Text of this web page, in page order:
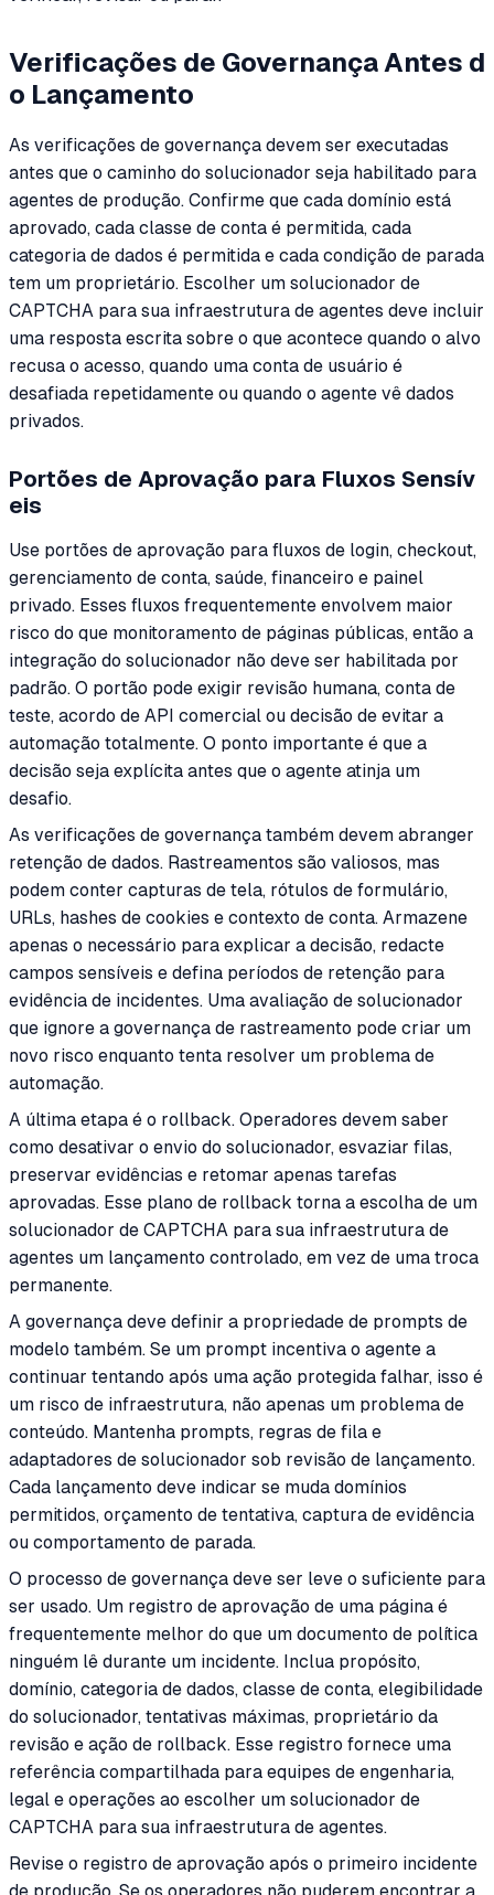
Verificações de Governança Antes d
o Lançamento
As verificações de governança devem ser executadas
antes que o caminho do solucionador seja habilitado para
agentes de produção. Confirme que cada domínio está
aprovado, cada classe de conta é permitida, cada
categoria de dados é permitida e cada condição de parada
tem um proprietário. Escolher um solucionador de
CAPTCHA para sua infraestrutura de agentes deve incluir
uma resposta escrita sobre o que acontece quando o alvo
recusa o acesso, quando uma conta de usuário é
desafiada repetidamente ou quando o agente vê dados
privados.
Portões de Aprovação para Fluxos Sensív
eis
Use portões de aprovação para fluxos de login, checkout,
gerenciamento de conta, saúde, financeiro e painel
privado. Esses fluxos frequentemente envolvem maior
risco do que monitoramento de páginas públicas, então a
integração do solucionador não deve ser habilitada por
padrão. O portão pode exigir revisão humana, conta de
teste, acordo de API comercial ou decisão de evitar a
automação totalmente. O ponto importante é que a
decisão seja explícita antes que o agente atinja um
desafio.
As verificações de governança também devem abranger
retenção de dados. Rastreamentos são valiosos, mas
podem conter capturas de tela, rótulos de formulário,
URLs, hashes de cookies e contexto de conta. Armazene
apenas o necessário para explicar a decisão, redacte
campos sensíveis e defina períodos de retenção para
evidência de incidentes. Uma avaliação de solucionador
que ignore a governança de rastreamento pode criar um
novo risco enquanto tenta resolver um problema de
automação.
A última etapa é o rollback. Operadores devem saber
como desativar o envio do solucionador, esvaziar filas,
preservar evidências e retomar apenas tarefas
aprovadas. Esse plano de rollback torna a escolha de um
solucionador de CAPTCHA para sua infraestrutura de
agentes um lançamento controlado, em vez de uma troca
permanente.
A governança deve definir a propriedade de prompts de
modelo também. Se um prompt incentiva o agente a
continuar tentando após uma ação protegida falhar, isso é
um risco de infraestrutura, não apenas um problema de
conteúdo. Mantenha prompts, regras de fila e
adaptadores de solucionador sob revisão de lançamento.
Cada lançamento deve indicar se muda domínios
permitidos, orçamento de tentativa, captura de evidência
ou comportamento de parada.
O processo de governança deve ser leve o suficiente para
ser usado. Um registro de aprovação de uma página é
frequentemente melhor do que um documento de política
ninguém lê durante um incidente. Inclua propósito,
domínio, categoria de dados, classe de conta, elegibilidade
do solucionador, tentativas máximas, proprietário da
revisão e ação de rollback. Esse registro fornece uma
referência compartilhada para equipes de engenharia,
legal e operações ao escolher um solucionador de
CAPTCHA para sua infraestrutura de agentes.
Revise o registro de aprovação após o primeiro incidente